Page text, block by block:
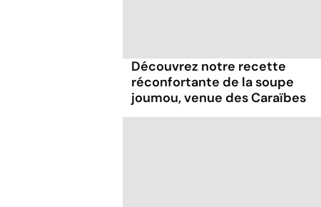
Découvrez notre recette
réconfortante de la soupe
joumou, venue des Caraïbes